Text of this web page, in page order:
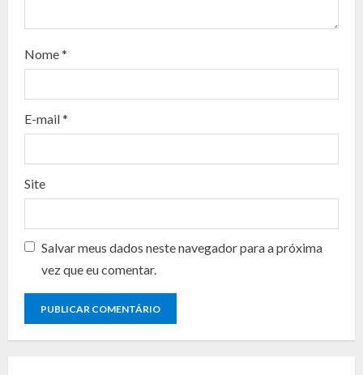
a
d
n
g
Nome*
E-mail*
Site
Salvar meus dados neste navegador para a próxima
vez que eu comentar.